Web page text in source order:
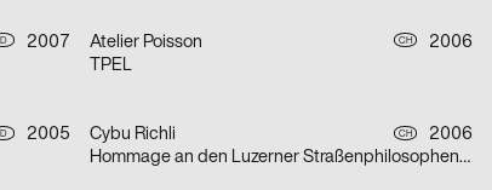
D
2007
Atelier Poisson CH
2006
TPEL
D
2005
Cybu Richli CH
2006
Hommage an den Luzerner Straßenphilosophen Emil Manser